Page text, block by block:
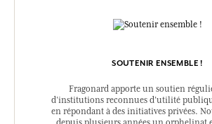
SOUTENIR ENSEMBLE !
Fragonard apporte un soutien
d’institutions reconnues d’utilité
en répondant à des initiatives privées.